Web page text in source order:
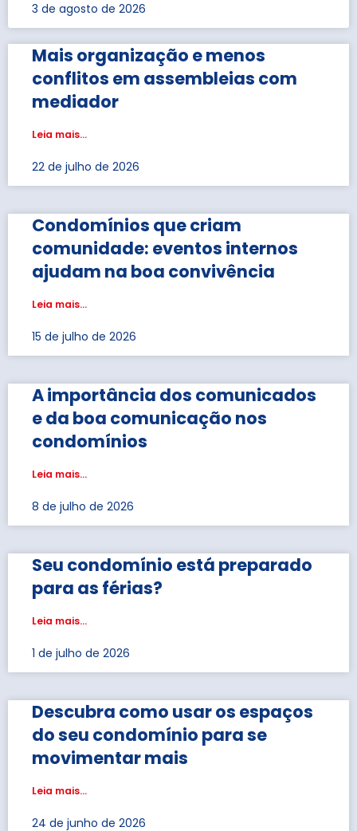
3 de agosto de 2026
Mais organização e menos
conflitos em assembleias com
mediador
Leia mais...
22 de julho de 2026
Condomínios que criam
comunidade: eventos internos
ajudam na boa convivência
Leia mais...
15 de julho de 2026
A importância dos comunicados
e da boa comunicação nos
condomínios
Leia mais...
8 de julho de 2026
Seu condomínio está preparado
para as férias?
Leia mais...
1 de julho de 2026
Descubra como usar os espaços
do seu condomínio para se
movimentar mais
Leia mais...
24 de junho de 2026